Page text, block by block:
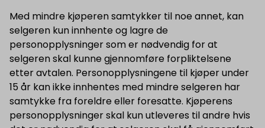
Med mindre kjøperen samtykker til noe annet, kan
selgeren kun innhente og lagre de
personopplysninger som er nødvendig for at
selgeren skal kunne gjennomføre forpliktelsene
etter avtalen. Personopplysningene til kjøper under
15 år kan ikke innhentes med mindre selgeren har
samtykke fra foreldre eller foresatte. Kjøperens
personopplysninger skal kun utleveres til andre hvis